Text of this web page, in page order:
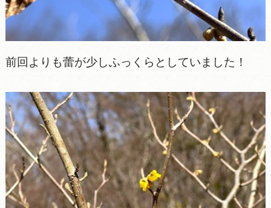
前回よりも蕾が少しふっくらとしていました！